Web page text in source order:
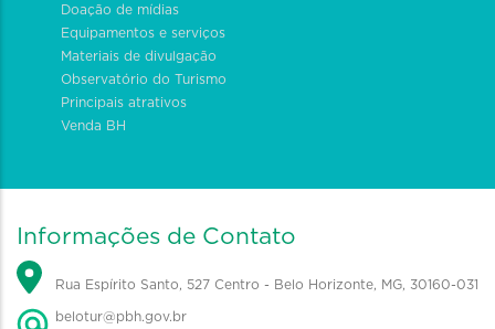
Doação de mídias
Equipamentos e serviços
Materiais de divulgação
Observatório do Turismo
Principais atrativos
Venda BH
Informações de Contato
Rua Espírito Santo, 527 Centro - Belo Horizonte, MG, 30160-031
belotur@pbh.gov.br